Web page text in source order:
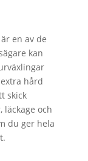
en av de
kan
hård
skick
läckage och
du ger hela